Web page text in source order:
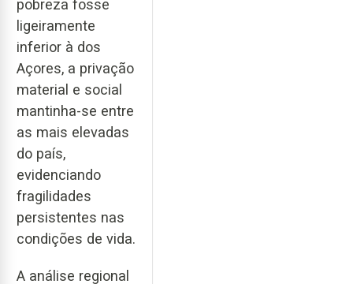
pobreza fosse
ligeiramente
inferior à dos
Açores, a privação
material e social
mantinha-se entre
as mais elevadas
do país,
evidenciando
fragilidades
persistentes nas
condições de vida.
A análise regional